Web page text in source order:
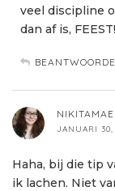
veel discipline
dan af is, FEEST!
JANUARI
Haha, bij die tip
ik lachen. Niet